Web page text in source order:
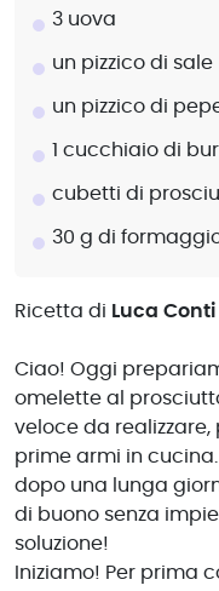
Ricetta di Luca Conti
Ciao! Oggi
omelette al
veloce da
prime armi in
dopo una lunga
di buono senza
soluzione!
Iniziamo! Per prima
3 uova
un pizzico di sale
un pizzico di
1 cucchiaio di
cubetti di
30 g di